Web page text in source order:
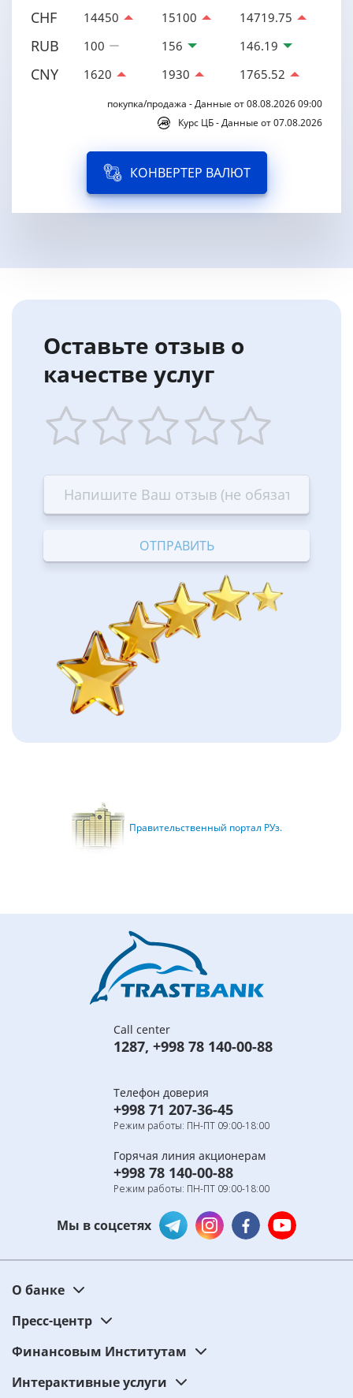
CHF 14450 15100 14719.75
RUB 100 156 146.19
CNY 1620 1930 1765.52
покупка/продажа - Данные от 08.08.2026 09:00
Курс ЦБ - Данные от 07.08.2026
КОНВЕРТЕР ВАЛЮТ
Оставьте отзыв о
качестве услуг
star
Terrible
stars
—
Bad
stars
—
OK
stars
—
Good
stars
—
Excellent
Правительственный портал РУз.
Call center
1287, +998 78 140-00-88
Телефон доверия
+998 71 207-36-45
Режим работы: ПН-ПТ 09:00-18:00
Горячая линия акционерам
+998 78 140-00-88
Режим работы: ПН-ПТ 09:00-18:00
Мы в соцсетях
О банке
Пресс-центр
Финансовым Институтам
Интерактивные услуги